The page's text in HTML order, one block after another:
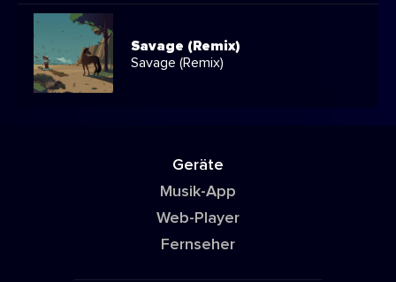
Savage (Remix)
Savage (Remix)
Geräte
Musik-App
Web-Player
Fernseher